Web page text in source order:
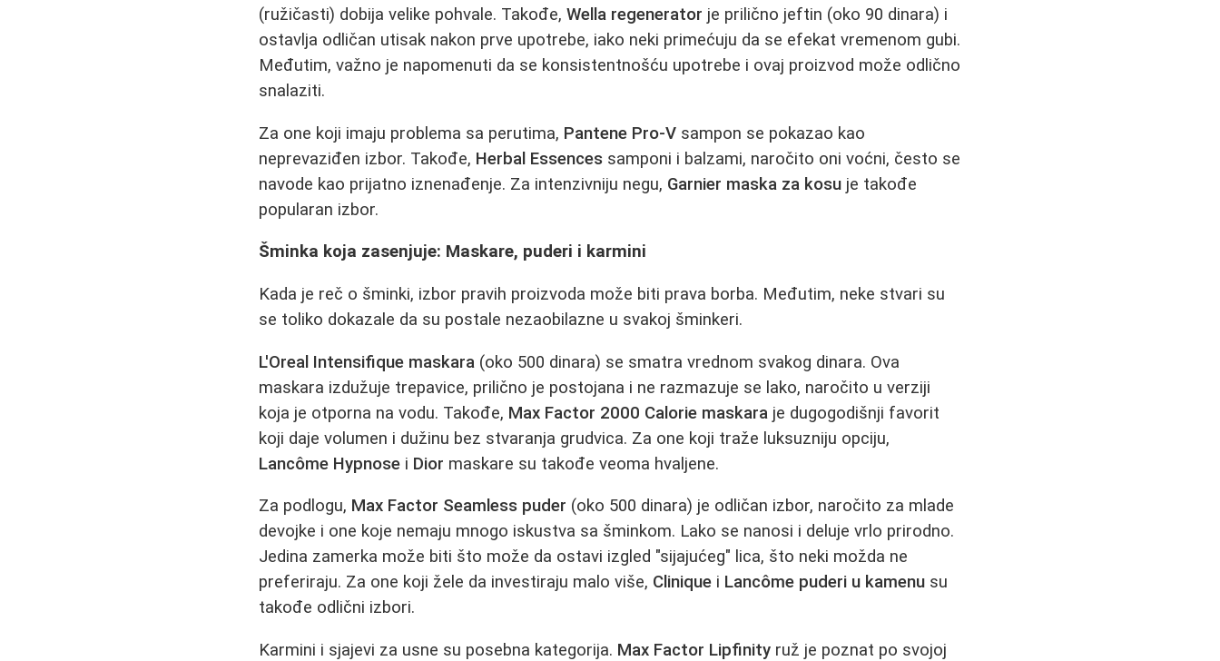
(ružičasti) dobija velike pohvale. Takođe,Wella regenerator je prilično jeftin (oko 90 dinara) i
ostavlja odličan utisak nakon prve upotrebe, iako neki primećuju da se efekat vremenom gubi.
Međutim, važno je napomenuti da se konsistentnošću upotrebe i ovaj proizvod može odlično
snalaziti.
Za one koji imaju problema sa perutima, Pantene Pro-V sampon se pokazao kao
neprevaziđen izbor. Takođe, Herbal Essences samponi i balzami, naročito oni voćni, često se
navode kao prijatno iznenađenje. Za intenzivniju negu, Garnier maska za kosu je takođe
popularan izbor.
Šminka koja zasenjuje: Maskare, puderi i karmini
Kada je reč o šminki, izbor pravih proizvoda može biti prava borba. Međutim, neke stvari su
se toliko dokazale da su postale nezaobilazne u svakoj šminkeri.
L'Oreal Intensifique maskara (oko 500 dinara) se smatra vrednom svakog dinara. Ova
maskara izdužuje trepavice, prilično je postojana i ne razmazuje se lako, naročito u verziji
koja je otporna na vodu. Takođe, Max Factor 2000 Calorie maskara je dugogodišnji favorit
koji daje volumen i dužinu bez stvaranja grudvica. Za one koji traže luksuzniju opciju,
Lancôme Hypnose i Dior maskare su takođe veoma hvaljene.
Za podlogu, Max Factor Seamless puder (oko 500 dinara) je odličan izbor, naročito za mlade
devojke i one koje nemaju mnogo iskustva sa šminkom. Lako se nanosi i deluje vrlo prirodno.
Jedina zamerka može biti što može da ostavi izgled "sijajućeg" lica, što neki možda ne
preferiraju. Za one koji žele da investiraju malo više, Clinique i Lancôme puderi u kamenu su
takođe odlični izbori.
Karmini i sjajevi za usne su posebna kategorija. Max Factor Lipfinity ruž je poznat po svojoj